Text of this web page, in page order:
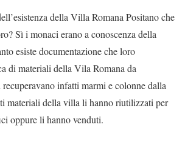
della Villa Romana Positano che
Sì i monaci erano a conoscenza della
esiste documentazione che loro
di materiali della Vila Romana da
infatti marmi e colonne dalla
materiali della villa li hanno riutilizzati per
oppure li hanno venduti.